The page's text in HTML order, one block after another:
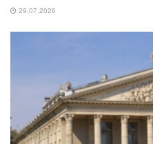
29.07.2026